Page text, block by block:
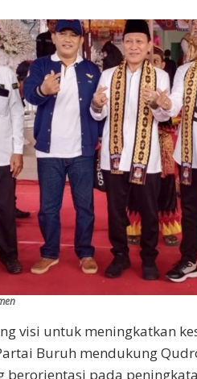
visi untuk meningkatkan
Buruh mendukung
berorientasi pada